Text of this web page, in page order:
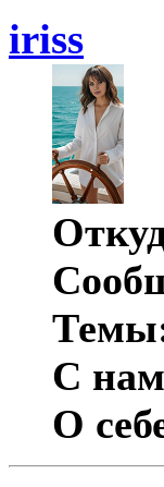
iriss
С
О